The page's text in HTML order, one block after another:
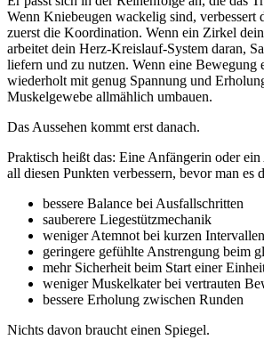
Wenn Kniebeugen wackelig sind, verbessert
zuerst die Koordination. Wenn ein Zirkel
arbeitet dein Herz-Kreislauf-System daran,
liefern und zu nutzen. Wenn eine Bewegung
wiederholt mit genug Spannung und
Muskelgewebe allmählich umbauen.
Das Aussehen kommt erst danach.
Praktisch heißt das: Eine Anfängerin oder
all diesen Punkten verbessern, bevor man es
bessere Balance bei Ausfallschritten
sauberere Liegestützmechanik
weniger Atemnot bei kurzen Intervallen
geringere gefühlte Anstrengung beim
mehr Sicherheit beim Start einer
weniger Muskelkater bei vertrauten
bessere Erholung zwischen Runden
Nichts davon braucht einen Spiegel.